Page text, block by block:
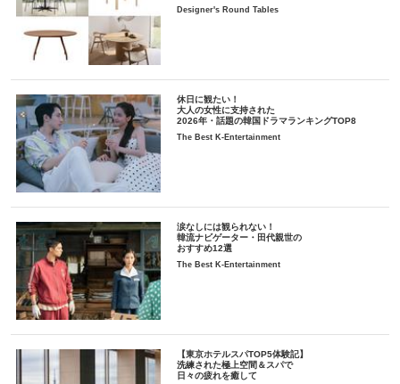
Designer's Round Tables
休日に観たい！
大人の女性に支持された
2026年・話題の韓国ドラマランキングTOP8
The Best K-Entertainment
涙なしには観られない！
韓流ナビゲーター・田代親世の
おすすめ12選
The Best K-Entertainment
【東京ホテルスパTOP5体験記】
洗練された極上空間＆スパで
日々の疲れを癒して